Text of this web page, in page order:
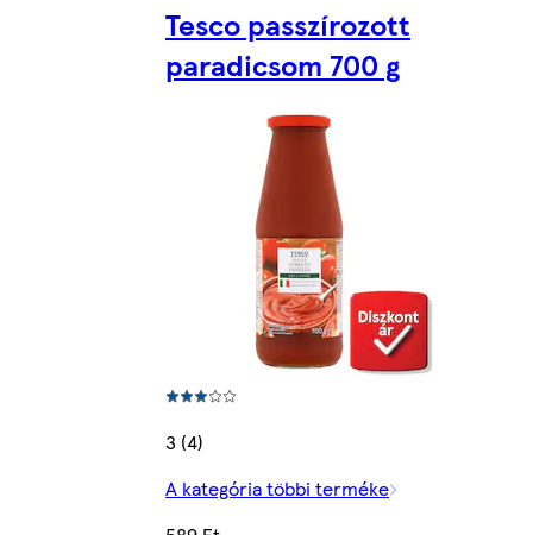
Tesco passzírozott
paradicsom 700 g
3 (4)
A kategória többi terméke